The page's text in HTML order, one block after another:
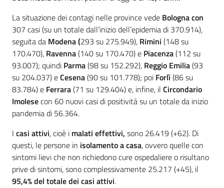
La situazione dei contagi nelle province vede Bologna con
307 casi (su un totale dall’inizio dell’epidemia di 370.914),
seguita da Modena (293 su 275.949), Rimini (148 su
170.470), Ravenna(140 su 170.470) e Piacenza(112 su
93.007); quindi Parma(98 su 152.292), Reggio Emilia(93
su 204.037) eCesena(90 su 101.778); poi Forlì(86 su
83.784) e Ferrara(71 su 129.404) e, infine, il Circondario
Imolesecon 60 nuovi casi di positività su un totale da inizio
pandemia di 56.364.
I casi attivi, cioè i malati effettivi, sono 26.419 (+62). Di
questi, le persone in isolamento a casa, ovvero quelle con
sintomi lievi che non richiedono cure ospedaliere o risultano
prive di sintomi, sono complessivamente 25.217 (+45), il
95,4% del totale dei casi attivi.